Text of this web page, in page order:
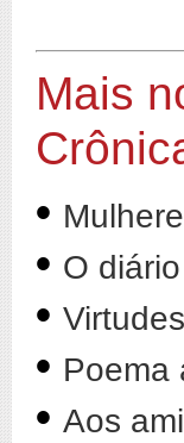
Mais
•
• O
• Virtudes
• Poema
• Aos